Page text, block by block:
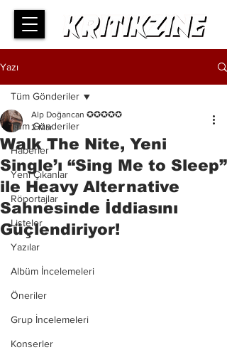
Yazı
Tüm Gönderiler
Haberler
Yeni Çıkanlar
Röportajlar
Listeler
Yazılar
Albüm İncelemeleri
Öneriler
Grup İncelemeleri
Konserler
Tüm Gönderiler
Walk The Nite, Yeni
Single’ı “Sing Me to Sleep”
ile Heavy Alternative
Sahnesinde İddiasını
Güçlendiriyor!
Alp Doğancan ✪✪✪✪✪
2 Mar